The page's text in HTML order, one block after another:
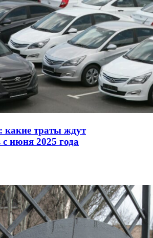
какие траты ждут
июня 2025 года